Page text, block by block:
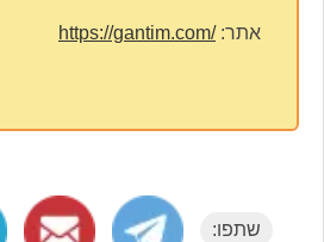
אתר:https://gantim.com/
שתפו: